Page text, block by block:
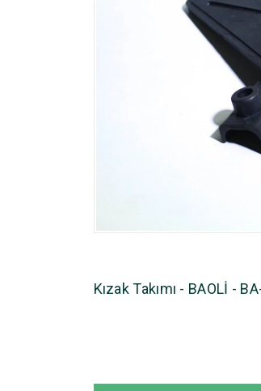
Kızak Takımı - BAOLİ -